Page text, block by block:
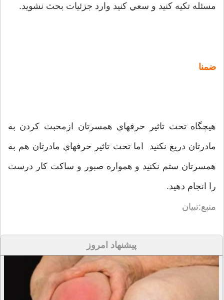
مسئله تکيه کنيد و سعي کنيد وارد جزئيات بحث نشويد.
ضمنا
هيچگاه تحت تاثير حرفهاي همسرتان ازمحبت کردن به
مادرتان دريغ نکنيد اما تحت تاثير حرفهاي مادرتان هم به
همسرتان ستم نکنيد و همواره صبور و ساکت کار درست
را انجام دهيد.
منبع:تبيان
پیشنهاد امروز